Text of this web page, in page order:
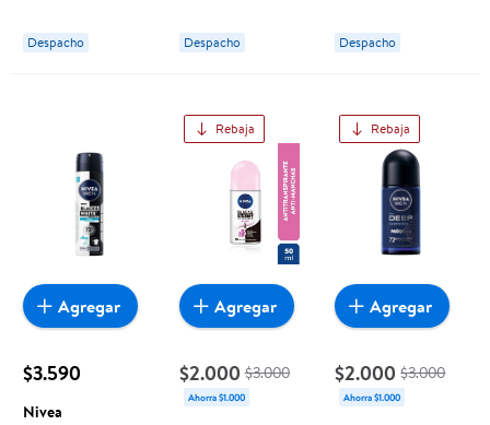
Despacho Despacho Despacho
$3.590
Nivea
Agregar
Rebaja
$2.000 $3.000
Ahorra $1.000
Agregar
Rebaja
$2.000 $3.000
Ahorra $1.000
Agregar